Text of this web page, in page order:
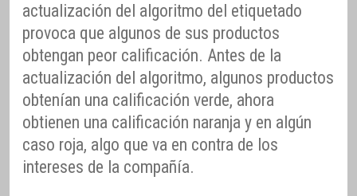
actualización del algoritmo del etiquetado
provoca que algunos de sus productos
obtengan peor calificación. Antes de la
actualización del algoritmo, algunos productos
obtenían una calificación verde, ahora
obtienen una calificación naranja y en algún
caso roja, algo que va en contra de los
intereses de la compañía.